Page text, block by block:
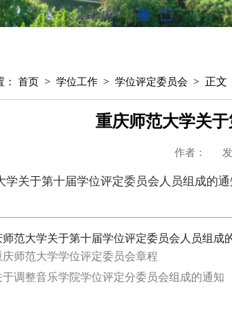
首页 > 学位工作 > 学位评定委员会 > 正文
重庆师范大学关
作者：
学关于第十届学位评定委员会人员组成的通
师范大学关于第十届学位评定委员会人员组成
庆师范大学学位评定委员会章程
调整音乐学院学位评定分委员会组成的通知